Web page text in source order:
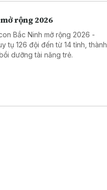
rộng 2026
Bắc Ninh mở rộng 2026 -
tụ 126 đội đến từ 14 tỉnh, thành
dưỡng tài năng trẻ.